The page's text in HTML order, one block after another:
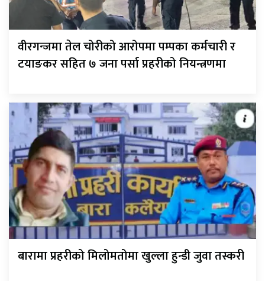
वीरगन्जमा तेल चोरीको आरोपमा पम्पका कर्मचारी र
टयाङकर सहित ७ जना पर्सा प्रहरीको नियन्त्रणमा
बारामा प्रहरीको मिलोमतोमा खुल्ला हुन्डी जुवा तस्करी